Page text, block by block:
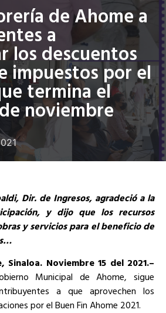
de Ahome a
a
los descuentos
impuestos por el
termina el
noviembre
Dir. de Ingresos, agradeció a la
y dijo que los recursos
y servicios para el beneficio de
Sinaloa. Noviembre 15 del 2021.–
Municipal de Ahome, sigue
a que aprovechen los
por el Buen Fin Ahome 2021.